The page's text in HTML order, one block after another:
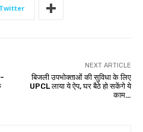
Twitter
NEXT ARTICLE
बिजली उपभोक्ताओं की सुविधा के लिए
UPCL लाया ये ऐप, घर बैठे हो सकेंगे ये
काम…